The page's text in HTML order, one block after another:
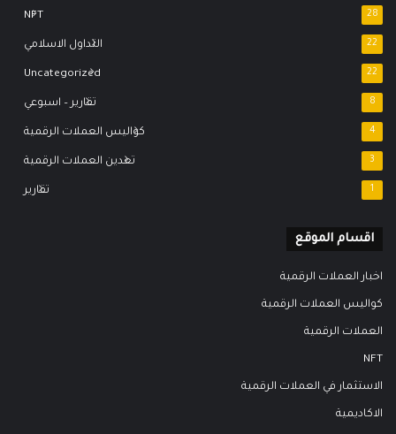
NFT 28
التداول الاسلامي 22
Uncategorized 22
تقارير – اسبوعي 8
كواليس العملات الرقمية 4
تعدين العملات الرقمية 3
تقارير 1
اقسام الموقع
اخبار العملات الرقمية
كواليس العملات الرقمية
العملات الرقمية
NFT
الاستثمار في العملات الرقمية
الاكاديمية